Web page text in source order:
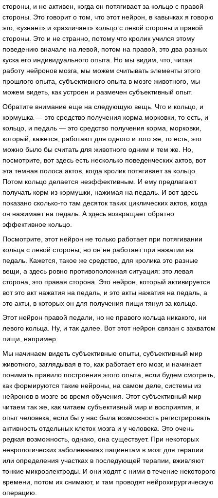
стороны, и не активен, когда он потягивает за кольцо с правой
стороны. Это говорит о том, что этот нейрон, в кавычках я говорю
это, «узнает» и «различает» кольцо с левой стороны и правой
стороны. Это и не странно, потому что кролик учился этому
поведению вначале на левой, потом на правой, это два разных
куска его индивидуального опыта. Но мы видим, что, читая
работу нейронов мозга, мы можем считывать элементы этого
прошлого опыта, субъективного опыта в мозге животного, мы
можем видеть, как устроен и размечен субъективный опыт.
Обратите внимание еще на следующую вещь. Что и кольцо, и
кормушка — это средство получения корма морковки, то есть, и
кольцо, и педаль — это средство получения корма, морковки,
который, кажется, работают для одного и того же, то есть, это
можно было бы считать для животного одним и тем же. Но,
посмотрите, вот здесь есть несколько поведенческих актов, вот
эта темная полоса актов, когда кролик потягивает за кольцо.
Потом кольцо делается неэффективным. И ему предлагают
получать корм из кормушки, нажимая на педаль. И вот здесь
показано сколько-то там десяток таких циклических актов, когда
он нажимает на педаль. А здесь возвращает обратно
эффективное кольцо.
Посмотрите, этот нейрон не только работает при потягивании
кольца с левой стороны, но он не работает при нажатии на
педаль. Кажется, такое же средство, для кролика это разные
вещи, а здесь ровно противоположная ситуация: это левая
сторона, это правая сторона. Это нейрон, который активируется
вот это акт нажатия на педаль, и это акты нажатия на педаль, а
это акты, в которых он для получения пищи тянул за кольцо.
Этот нейрон правой педали, но не правого кольца никакого, ни
левого кольца. Ну, и так далее. Вот этот нейрон связан с захватом
пищи, например.
Мы начинаем видеть субъективные опыты, субъективный мир
животного, заглядывая в то, как работает его мозг, и начинает
понимать правило построения этого опыта, если будем смотреть,
как формируются такие нейроны, на самом деле, системы из
нейронов в мозге во время обучения. Этот субъективный мир
читаем так же, как читаем субъективный мир и восприятия, и
опыт человека, если бы у нас была возможность регистрировать
активность отдельных клеток мозга и у человека. Это очень
редкая возможность, однако, она существует. При некоторых
неврологических заболеваниях пациентам в мозг для терапии
или определения участках в последующей терапии, вживляют
тонкие микроэлектроды. И они ходят с ними в течение некоторого
времени, потом их снимают, и там проводят нейрохирургическую
операцию.